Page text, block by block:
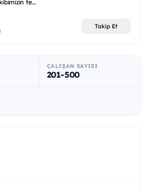
te...
Takip Et
ÇALIŞAN SAYISI
201-500